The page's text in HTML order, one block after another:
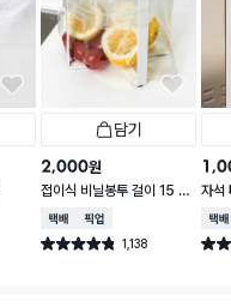
담기
2,000원
접이식 비닐봉투 걸이 15 X
16.5 cm
택배배송매장픽업
별점 4.8점 1,138
건 작성
자석
5
택배
별점